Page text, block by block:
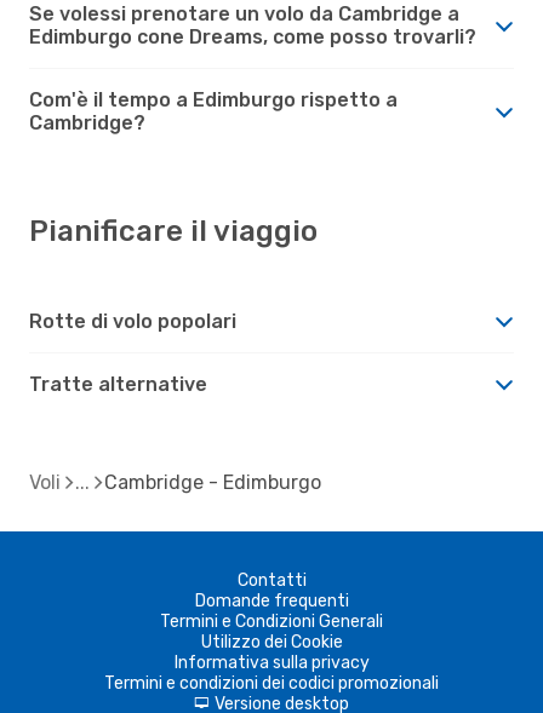
Se volessi prenotare un volo da Cambridge a
Edimburgo cone Dreams, come posso trovarli?
Com'è il tempo a Edimburgo rispetto a
Cambridge?
Pianificare il viaggio
Rotte di volo popolari
Tratte alternative
Voli Cambridge - Edimburgo
Contatti
Domande frequenti
Termini e Condizioni Generali
Utilizzo dei Cookie
Informativa sulla privacy
Termini e condizioni dei codici promozionali
d Versione desktop